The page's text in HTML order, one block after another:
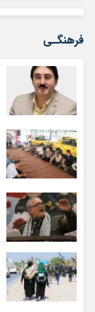
فرهنگـی